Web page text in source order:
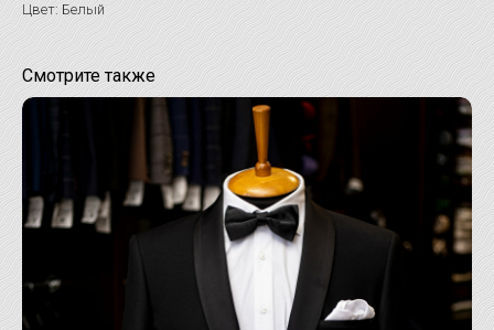
Цвет: Белый
Смотрите также